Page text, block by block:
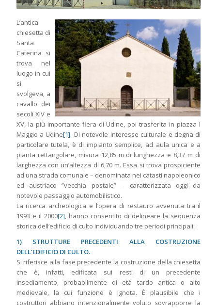
L’antica
chiesetta di
Santa
Caterina si
trova nel
luogo in cui
si
svolgeva, a
cavallo dei
secoli XIV e
XV, la più importante fiera di Udine, poi trasferita in piazza I
Maggio a Udine[1]. Di notevole interesse culturale e degna di
particolare tutela, è di impianto semplice, ad aula unica e a
pianta rettangolare, misura 12,85 m di lunghezza e 8,37 m di
larghezza con un’altezza di 6,70 m. Essa si trova prospiciente
ad una strada comunale – denominata nei catasti napoleonico
ed austriaco ”vecchia postale” – caratterizzata oggi da
notevole passaggio automobilistico.
La ricerca archeologica e l’opera di restauro avvenuta tra il
1993 e il 2000[2], hanno consentito di delineare la sequenza
storica dell’edificio di culto individuando tre periodi principali:
1) STRUTTURE PRECEDENTI ALLA COSTRUZIONE
DELL’EDIFICIO DI CULTO.
Si riferisce alla fase precedente la costruzione della chiesetta
che è, infatti, edificata sui resti di un precedente
insediamento, probabilmente di età tardo antica o alto
medievale, la cui funzione è ignota. È plausibile che i
costruttori abbiano intenzionalmente voluto sovrapporre la